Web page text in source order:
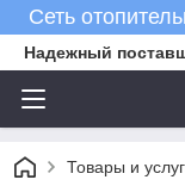
Сеть
Надежный
Товары и